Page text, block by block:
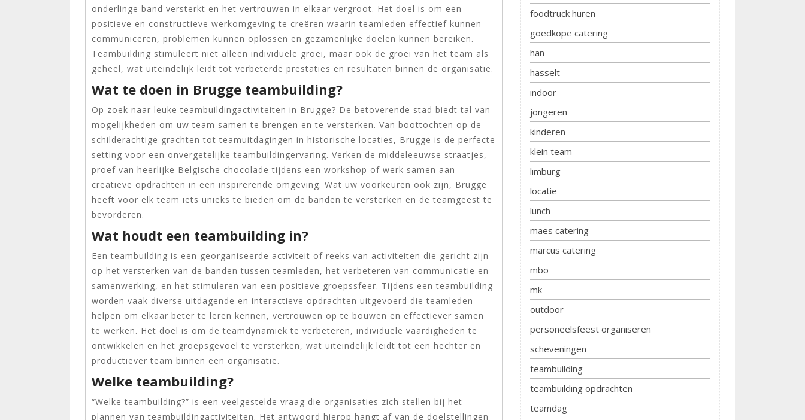
onderlinge band versterkt en het vertrouwen in elkaar vergroot. Het doel is om een
positieve en constructieve werkomgeving te creëren waarin teamleden effectief kunnen
communiceren, problemen kunnen oplossen en gezamenlijke doelen kunnen bereiken.
Teambuilding stimuleert niet alleen individuele groei, maar ook de groei van het team als
geheel, wat uiteindelijk leidt tot verbeterde prestaties en resultaten binnen de organisatie.
Wat te doen in Brugge teambuilding?
Op zoek naar leuke teambuildingactiviteiten in Brugge? De betoverende stad biedt tal van
mogelijkheden om uw team samen te brengen en te versterken. Van boottochten op de
schilderachtige grachten tot teamuitdagingen in historische locaties, Brugge is de perfecte
setting voor een onvergetelijke teambuildingervaring. Verken de middeleeuwse straatjes,
proef van heerlijke Belgische chocolade tijdens een workshop of werk samen aan
creatieve opdrachten in een inspirerende omgeving. Wat uw voorkeuren ook zijn, Brugge
heeft voor elk team iets unieks te bieden om de banden te versterken en de teamgeest te
bevorderen.
Wat houdt een teambuilding in?
Een teambuilding is een georganiseerde activiteit of reeks van activiteiten die gericht zijn
op het versterken van de banden tussen teamleden, het verbeteren van communicatie en
samenwerking, en het stimuleren van een positieve groepssfeer. Tijdens een teambuilding
worden vaak diverse uitdagende en interactieve opdrachten uitgevoerd die teamleden
helpen om elkaar beter te leren kennen, vertrouwen op te bouwen en effectiever samen
te werken. Het doel is om de teamdynamiek te verbeteren, individuele vaardigheden te
ontwikkelen en het groepsgevoel te versterken, wat uiteindelijk leidt tot een hechter en
productiever team binnen een organisatie.
Welke teambuilding?
“Welke teambuilding?” is een veelgestelde vraag die organisaties zich stellen bij het
plannen van teambuildingactiviteiten. Het antwoord hierop hangt af van de doelstellingen
foodtruck huren
goedkope catering
han
hasselt
indoor
jongeren
kinderen
klein team
limburg
locatie
lunch
maes catering
marcus catering
mbo
mk
outdoor
personeelsfeest organiseren
scheveningen
teambuilding
teambuilding opdrachten
teamdag